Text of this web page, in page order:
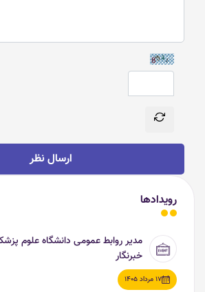
ارسال نظر
رویدادها
خبرنگار
17 مرداد 1405